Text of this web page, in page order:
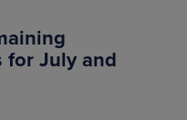
July and